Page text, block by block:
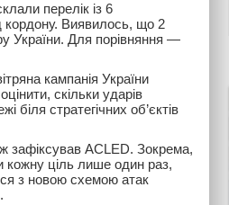
перелік із 6
кордону. Виявилось, що 2
України. Для порівняння —
кампанія України
скільки ударів
стратегічних об’єктів
зафіксував ACLED. Зокрема,
кожну ціль лише один раз,
з новою схемою атак